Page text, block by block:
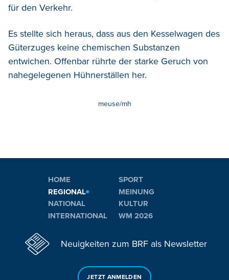
für den Verkehr.
Es stellte sich heraus, dass aus den Kesselwagen des
Güterzuges keine chemischen Substanzen
entwichen. Offenbar rührte der starke Geruch von
nahegelegenen Hühnerställen her.
meuse/mh
HOME
REGIONAL
NATIONAL
INTERNATIONAL
SPORT
MEINUNG
KULTUR
WM 2026
Neuigkeiten zum BRF als Newsletter
JETZT ANMELDEN